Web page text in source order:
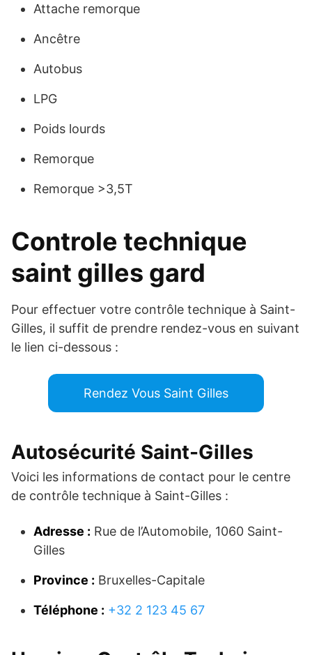
Attache remorque
Ancêtre
Autobus
LPG
Poids lourds
Remorque
Remorque >3,5T
Controle technique
saint gilles gard
Pour effectuer votre contrôle technique à Saint-
Gilles, il suffit de prendre rendez-vous en suivant
le lien ci-dessous :
Rendez Vous Saint Gilles
Autosécurité Saint-Gilles
Voici les informations de contact pour le centre
de contrôle technique à Saint-Gilles :
Adresse : Rue de l’Automobile, 1060 Saint-
Gilles
Province : Bruxelles-Capitale
Téléphone : +32 2 123 45 67